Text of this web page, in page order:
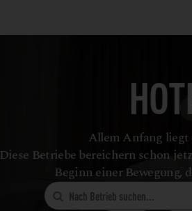
Allem Anfang liegt
Diese Betriebe bereichern schon
Beginn einer Bewegung,
